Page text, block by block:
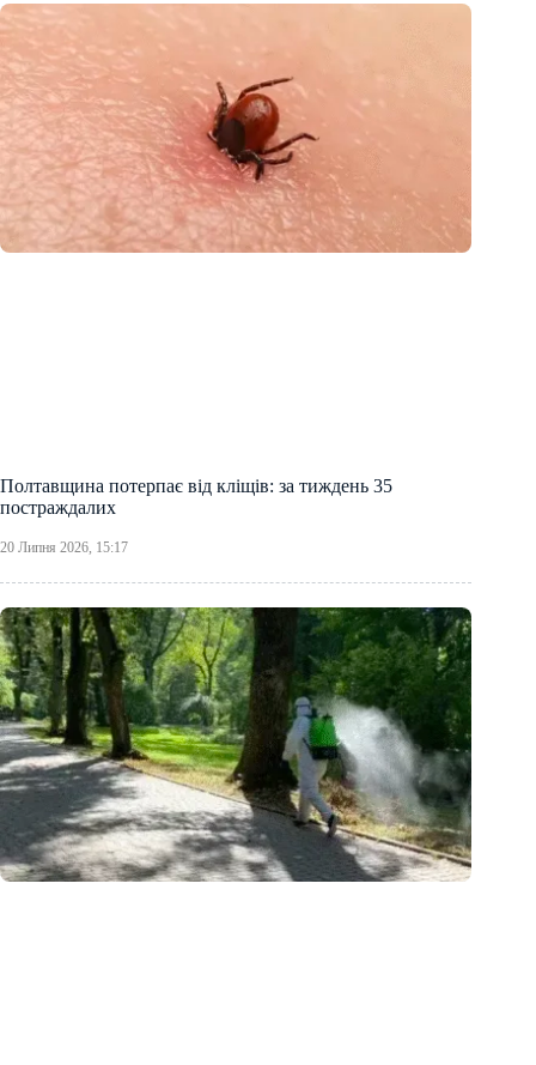
Полтавщина потерпає від кліщів: за тиждень 35
постраждалих
20 Липня 2026, 15:17